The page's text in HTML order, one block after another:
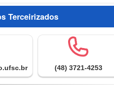
Terceirizados
(48) 3721-4253